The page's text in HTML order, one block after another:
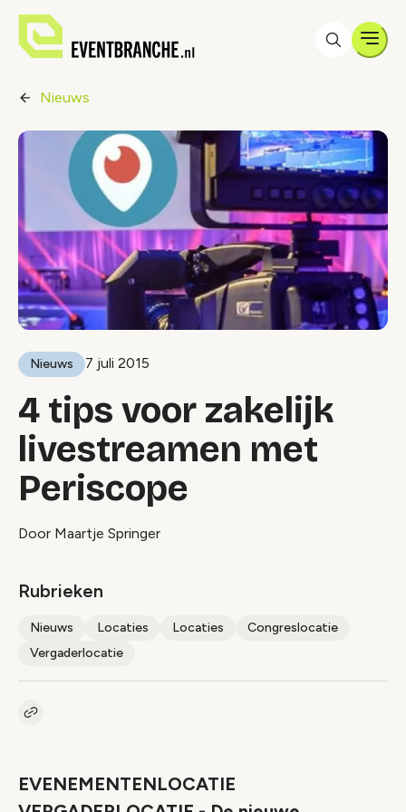
Nieuws
Nieuws 7 juli 2015
4 tips voor zakelijk
livestreamen met
Periscope
Door Maartje Springer
Rubrieken
Nieuws Locaties Locaties
Congreslocatie
Vergaderlocatie
Kopieer link naar artikel
EVENEMENTENLOCATIE